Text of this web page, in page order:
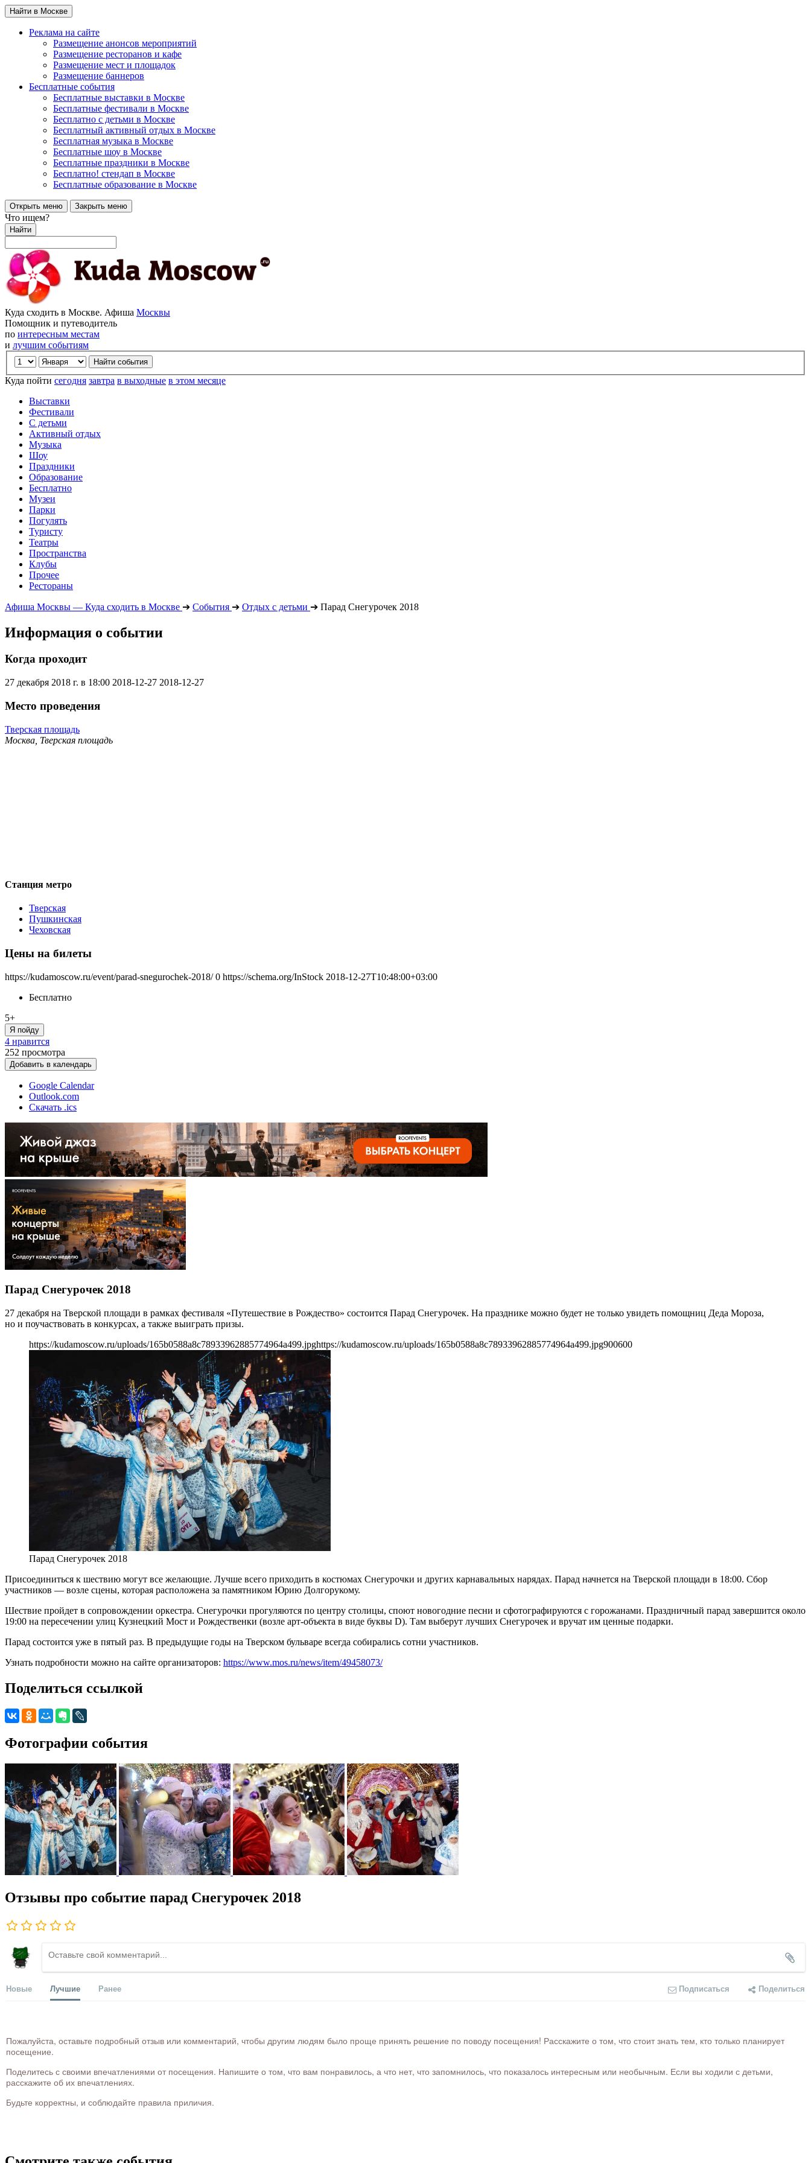
Найти в Москве
Реклама на сайте
Размещение анонсов мероприятий
Размещение ресторанов и кафе
Размещение мест и площадок
Размещение баннеров
Бесплатные события
Бесплатные выставки в Москве
Бесплатные фестивали в Москве
Бесплатно с детьми в Москве
Бесплатный активный отдых в Москве
Бесплатная музыка в Москве
Бесплатные шоу в Москве
Бесплатные праздники в Москве
Бесплатно! стендап в Москве
Бесплатные образование в Москве
Открыть меню Закрыть меню
Что ищем?
Найти
Куда сходить в Москве. Афиша Москвы
Помощник и путеводитель
по интересным местам
и лучшим событиям
Куда пойти сегодня завтра в выходные в этом месяце
Выставки
Фестивали
С детьми
Активный отдых
Музыка
Шоу
Праздники
Образование
Бесплатно
Музеи
Парки
Погулять
Туристу
Театры
Пространства
Клубы
Прочее
Рестораны
Афиша Москвы — Куда сходить в Москве ➔ События ➔ Отдых с детьми ➔ Парад Снегурочек 2018
Информация о событии
Когда проходит
27 декабря 2018 г. в 18:00 2018-12-27 2018-12-27
Место проведения
Тверская площадь
Москва, Тверская площадь
Станция метро
Тверская
Пушкинская
Чеховская
Цены на билеты
https://kudamoscow.ru/event/parad-snegurochek-2018/ 0 https://schema.org/InStock 2018-12-27T10:48:00+03:00
Бесплатно
5+
Я пойду
4 нравится
252 просмотра
Добавить в календарь
Google Calendar
Outlook.com
Скачать .ics
Парад Снегурочек 2018
27 декабря на Тверской площади в рамках фестиваля «Путешествие в Рождество» состоится Парад Снегурочек. На празднике можно будет не только увидеть помощниц Деда Мороза,
но и поучаствовать в конкурсах, а также выиграть призы.
https://kudamoscow.ru/uploads/165b0588a8c78933962885774964a499.jpghttps://kudamoscow.ru/uploads/165b0588a8c78933962885774964a499.jpg900600
Парад Снегурочек 2018
Присоединиться к шествию могут все желающие. Лучше всего приходить в костюмах Снегурочки и других карнавальных нарядах. Парад начнется на Тверской площади в 18:00. Сбор
участников — возле сцены, которая расположена за памятником Юрию Долгорукому.
Шествие пройдет в сопровождении оркестра. Снегурочки прогуляются по центру столицы, споют новогодние песни и сфотографируются с горожанами. Праздничный парад завершится около
19:00 на пересечении улиц Кузнецкий Мост и Рождественки (возле арт-объекта в виде буквы D). Там выберут лучших Снегурочек и вручат им ценные подарки.
Парад состоится уже в пятый раз. В предыдущие годы на Тверском бульваре всегда собирались сотни участников.
Узнать подробности можно на сайте организаторов: https://www.mos.ru/news/item/49458073/
Поделиться ссылкой
Фотографии события
Отзывы про событие парад Снегурочек 2018
Новые Лучшие Ранее Подписаться Поделиться
Пожалуйста, оставьте подробный отзыв или комментарий, чтобы другим людям было проще принять решение по поводу посещения! Расскажите о том, что стоит знать тем, кто только планирует
посещение.
Поделитесь с своими впечатлениями от посещения. Напишите о том, что вам понравилось, а что нет, что запомнилось, что показалось интересным или необычным. Если вы ходили с детьми,
расскажите об их впечатлениях.
Будьте корректны, и соблюдайте правила приличия.